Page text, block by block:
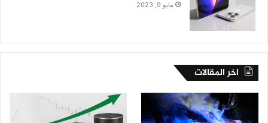
مايو 9, 2023
اخر المقالات